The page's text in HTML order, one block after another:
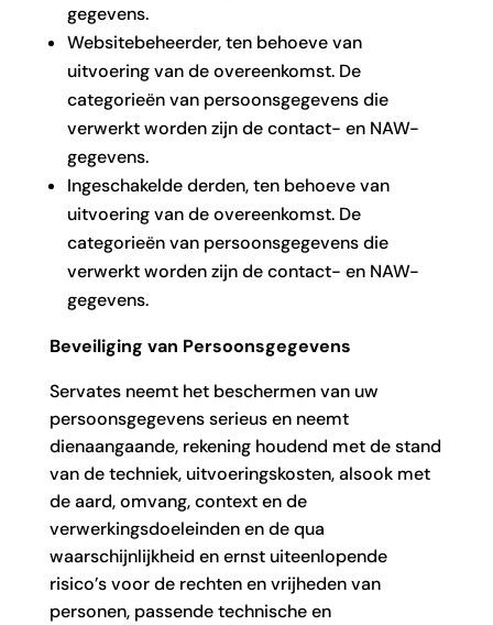
gegevens.
Websitebeheerder, ten behoeve van
uitvoering van de overeenkomst. De
categorieën van persoonsgegevens die
verwerkt worden zijn de contact- en NAW-
gegevens.
Ingeschakelde derden, ten behoeve van
uitvoering van de overeenkomst. De
categorieën van persoonsgegevens die
verwerkt worden zijn de contact- en NAW-
gegevens.
Beveiliging van Persoonsgegevens
Servates neemt het beschermen van uw
persoonsgegevens serieus en neemt
dienaangaande, rekening houdend met de stand
van de techniek, uitvoeringskosten, alsook met
de aard, omvang, context en de
verwerkingsdoeleinden en de qua
waarschijnlijkheid en ernst uiteenlopende
risico’s voor de rechten en vrijheden van
personen, passende technische en